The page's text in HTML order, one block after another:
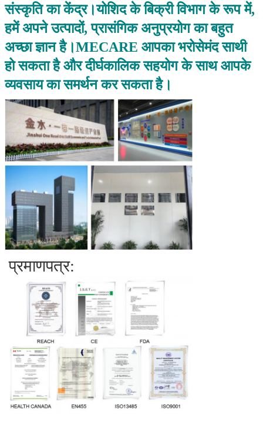
संस्कृति का केंद्र।योशिद के बिक्री विभाग के रूप में,
हमें अपने उत्पादों, प्रासंगिक अनुप्रयोग का बहुत
अच्छा ज्ञान है।MECARE आपका भरोसेमंद साथी
हो सकता है और दीर्घकालिक सहयोग के साथ आपके
व्यवसाय का समर्थन कर सकता है।
प्रमाणपत्र: